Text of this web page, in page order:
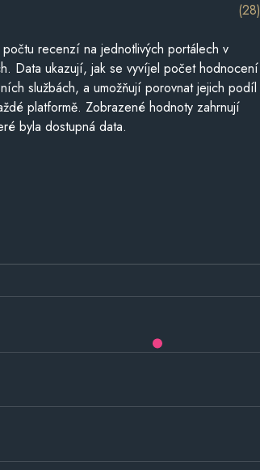
(28)
recenzí na jednotlivých portálech v
Data ukazují, jak se vyvíjel počet hodnocení
službách, a umožňují porovnat jejich podíl
platformě. Zobrazené hodnoty zahrnují
byla dostupná data.